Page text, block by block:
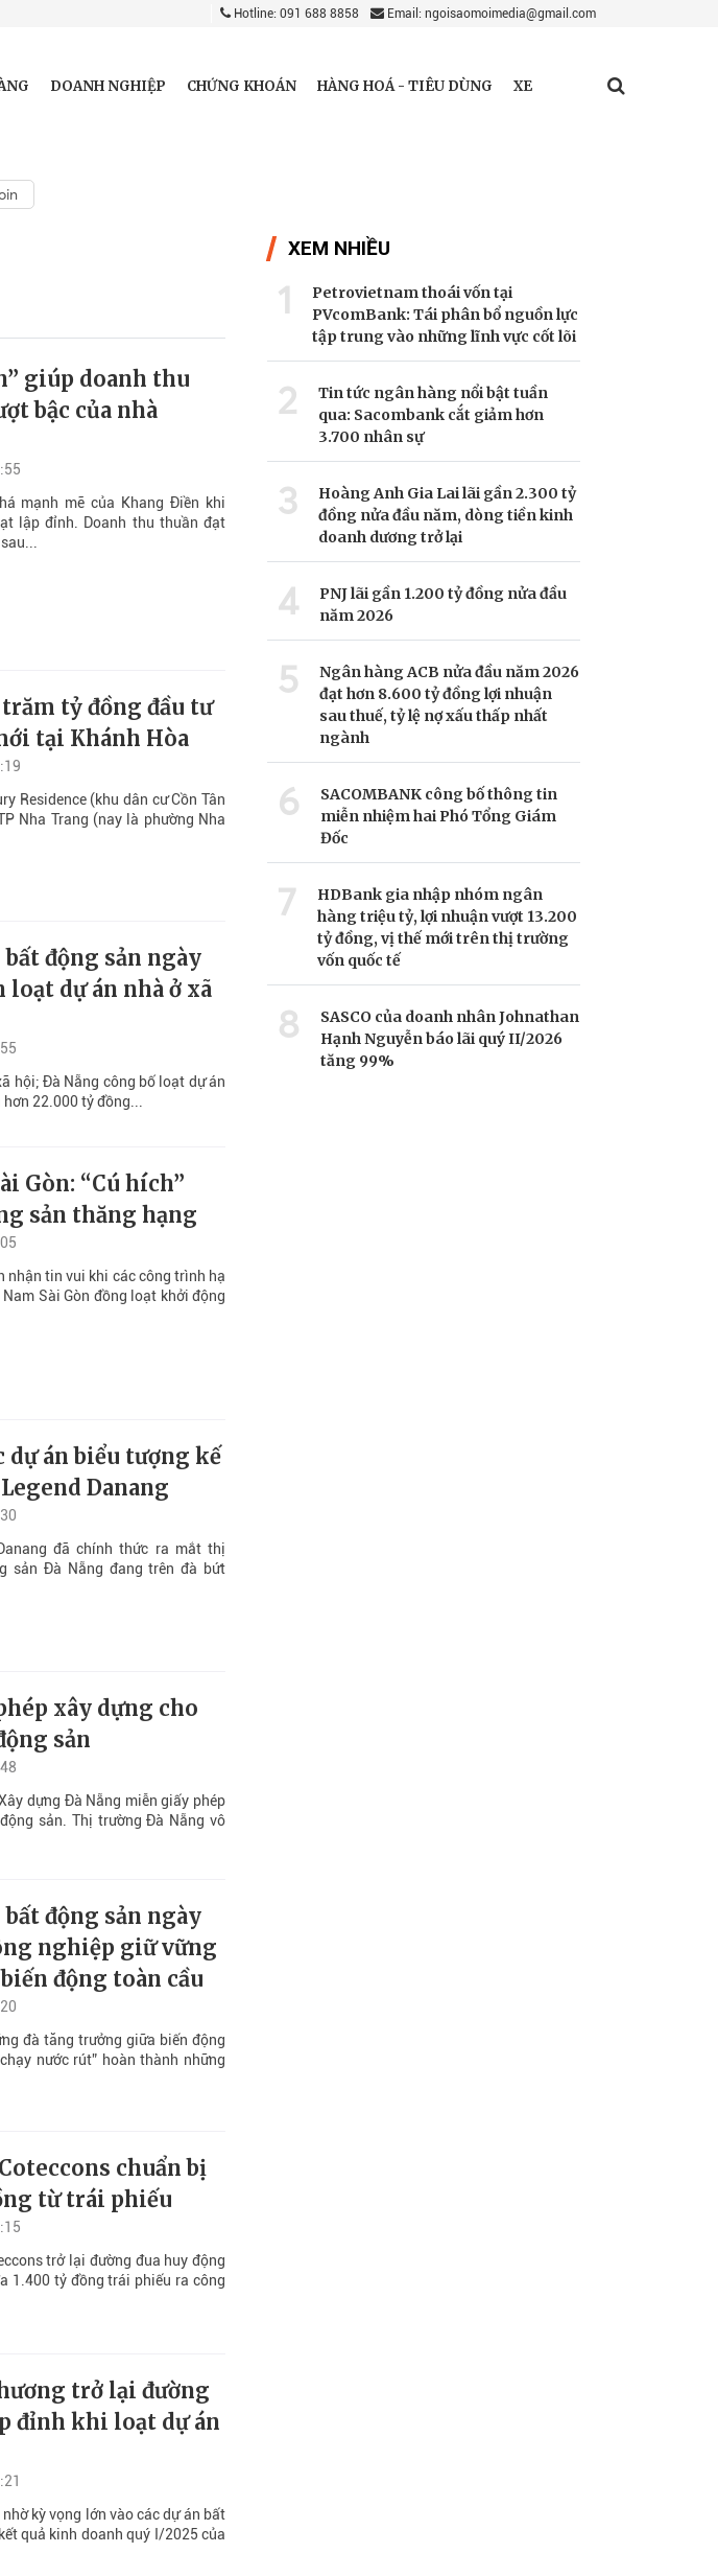
Hotline: 091 688 8858 Email: ngoisaomoimedia@gmail.com
DOANH NGHIỆP CHỨNG KHOÁN HÀNG HOÁ - TIÊU DÙNG XE
giúp doanh thu
bậc của nhà
mạnh mẽ của Khang Điền khi
lập đỉnh. Doanh thu thuần đạt
tỷ đồng đầu tư
tại Khánh Hòa
Residence (khu dân cư Cồn Tân
Nha Trang (nay là phường Nha
động sản ngày
loạt dự án nhà ở xã
hội; Đà Nẵng công bố loạt dự án
22.000 tỷ đồng...
Gòn: “Cú hích”
sản thăng hạng
nhận tin vui khi các công trình hạ
Sài Gòn đồng loạt khởi động
án biểu tượng kế
Danang
đã chính thức ra mắt thị
sản Đà Nẵng đang trên đà bứt
xây dựng cho
sản
dựng Đà Nẵng miễn giấy phép
sản. Thị trường Đà Nẵng vô
động sản ngày
nghiệp giữ vững
động toàn cầu
đà tăng trưởng giữa biến động
nước rút” hoàn thành những
chuẩn bị
từ trái phiếu
trở lại đường đua huy động
1.400 tỷ đồng trái phiếu ra công
trở lại đường
đỉnh khi loạt dự án
kỳ vọng lớn vào các dự án bất
quả kinh doanh quý I/2025 của
XEM NHIỀU
1
Petrovietnam thoái vốn tại
PVcomBank: Tái phân bổ nguồn lực
tập trung vào những lĩnh vực cốt lõi
2
Tin tức ngân hàng nổi bật tuần
qua: Sacombank cắt giảm hơn
3.700 nhân sự
3
Hoàng Anh Gia Lai lãi gần 2.300 tỷ
đồng nửa đầu năm, dòng tiền kinh
doanh dương trở lại
4
PNJ lãi gần 1.200 tỷ đồng nửa đầu
năm 2026
5
Ngân hàng ACB nửa đầu năm 2026
đạt hơn 8.600 tỷ đồng lợi nhuận
sau thuế, tỷ lệ nợ xấu thấp nhất
ngành
6
SACOMBANK công bố thông tin
miễn nhiệm hai Phó Tổng Giám
Đốc
7
HDBank gia nhập nhóm ngân
hàng triệu tỷ, lợi nhuận vượt 13.200
tỷ đồng, vị thế mới trên thị trường
vốn quốc tế
8
SASCO của doanh nhân Johnathan
Hạnh Nguyễn báo lãi quý II/2026
tăng 99%